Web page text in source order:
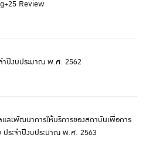
Review
ำปีงบประมาณ พ.ศ. 2562
และพัฒนาการให้บริการของสถาบันเพื่อการ
ประจำปีงบประมาณ พ.ศ. 2563